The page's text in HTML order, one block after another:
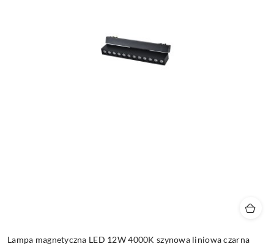
Lampa magnetyczna LED 12W 4000K szynowa liniowa czarna